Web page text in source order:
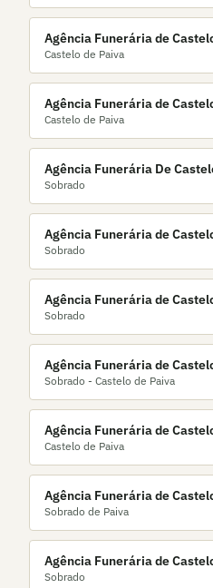
Agência Funerária de
Rebelo, Lda)
Castelo de Paiva
Agência Funerária de
& Filhos, Lda.)
Castelo de Paiva
Agência Funerária De
Fernandes & Irmão Lda.
Sobrado
Agência Funerária de
Teixeira, Lda.
Sobrado
Agência Funerária de
Sobrado
Agência Funerária de
Sobrado - Castelo de Paiva
Agência Funerária de
Moreira, Lda
Castelo de Paiva
Agência Funerária de
Andrade
Sobrado de Paiva
Agência Funerária de
Eduardo Paiva da Silva
Sobrado